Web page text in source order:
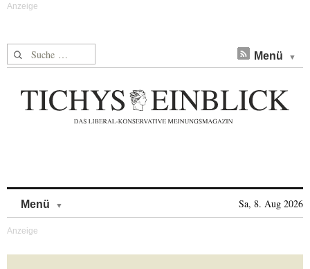
Suche nach: Menü
Menü Sa, 8. Aug 2026